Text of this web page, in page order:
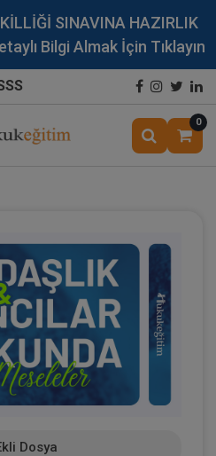
SINAVINA HAZIRLIK
Bilgi Almak İçin Tıklayın
0
Dosya